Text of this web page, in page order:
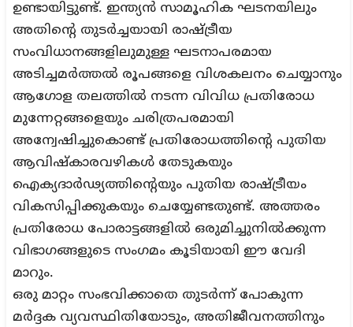
ഉണ്ടായിട്ടുണ്ട്. ഇന്ത്യൻ സാമൂഹിക ഘടനയിലും
അതിന്റെ തുടർച്ചയായി രാഷ്ട്രീയ
സംവിധാനങ്ങളിലുമുള്ള ഘടനാപരമായ
അടിച്ചമർത്തൽ രൂപങ്ങളെ വിശകലനം ചെയ്യാനും
ആഗോള തലത്തിൽ നടന്ന വിവിധ പ്രതിരോധ
മുന്നേറ്റങ്ങളെയും ചരിത്രപരമായി
അന്വേഷിച്ചുകൊണ്ട് പ്രതിരോധത്തിന്റെ പുതിയ
ആവിഷ്കാരവഴികൾ തേടുകയും
ഐക്യദാർഢ്യത്തിന്റെയും പുതിയ രാഷ്‌ട്രീയം
വികസിപ്പിക്കുകയും ചെയ്യേണ്ടതുണ്ട്. അത്തരം
പ്രതിരോധ പോരാട്ടങ്ങളിൽ ഒരുമിച്ചുനിൽക്കുന്ന
വിഭാഗങ്ങളുടെ സംഗമം കൂടിയായി ഈ വേദി
മാറും.
ഒരു മാറ്റം സംഭവിക്കാതെ തുടർന്ന് പോകുന്ന
മർദ്ദക വ്യവസ്ഥിതിയോടും, അതിജീവനത്തിനും